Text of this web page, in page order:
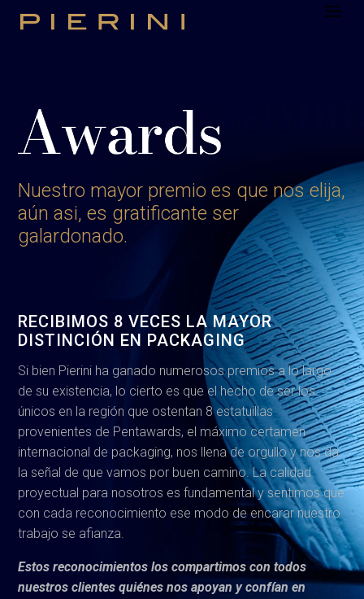
Nuestro mayor premio es que nos elija,
aún asi, es gratificante ser
galardonado.
RECIBIMOS 8 VECES LA MAYOR
DISTINCIÓN EN PACKAGING
Si bien Pierini ha ganado numerosos premios a lo largo
de su existencia, lo cierto es que el hecho de ser los
únicos en la región que ostentan 8 estatuillas
provenientes de Pentawards, el máximo certamen
internacional de packaging, nos llena de orgullo y nos da
la señal de que vamos por buen camino. La calidad
proyectual para nosotros es fundamental y sentimos que
con cada reconocimiento ese modo de encarar nuestro
trabajo se afianza.
Estos reconocimientos los compartimos con todos
nuestros clientes quiénes nos apoyan y confían en